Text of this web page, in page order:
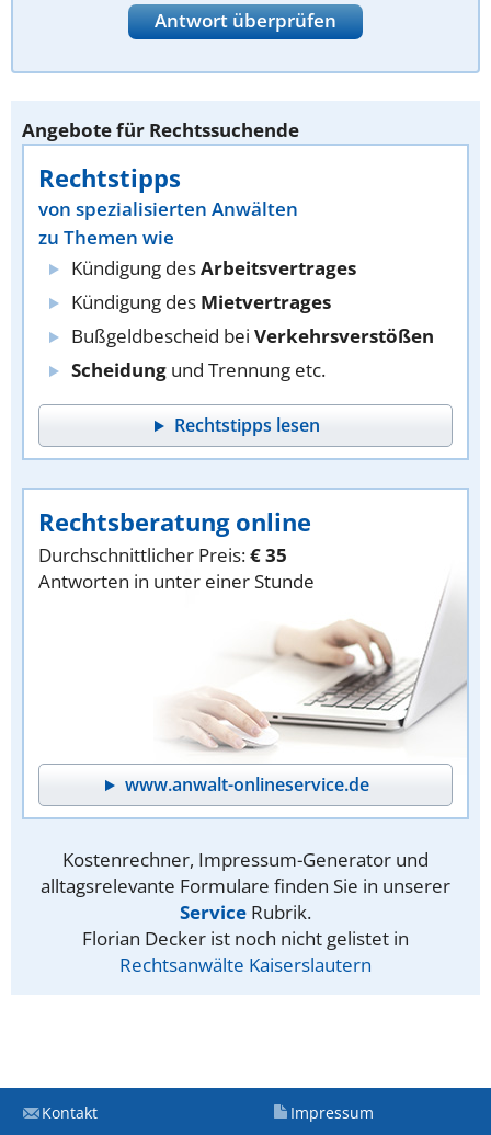
Antwort überprüfen
Angebote für Rechtssuchende
Rechtstipps
von spezialisierten Anwälten
zu Themen wie
Kündigung desArbeitsvertrages
Kündigung des Mietvertrages
Bußgeldbescheid bei Verkehrsverstößen
Scheidung und Trennung etc.
Rechtstipps lesen
Rechtsberatung online
Durchschnittlicher Preis:€ 35
Antworten in unter einer Stunde
www.anwalt-onlineservice.de
Kostenrechner, Impressum-Generator und
alltagsrelevante Formulare finden Sie in unserer
Service Rubrik.
Florian Decker ist noch nicht gelistet in
Rechtsanwälte Kaiserslautern
Kontakt Impressum